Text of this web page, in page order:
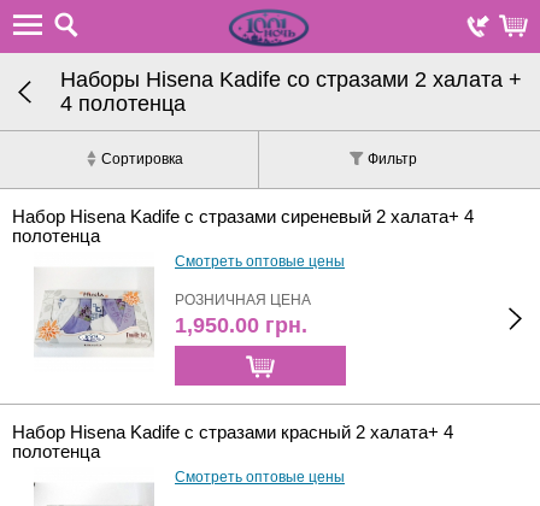
Наборы Hisena Kadife со стразами 2 халата +
4 полотенца
Сортировка Фильтр
Набор Hisena Kadife с стразами сиреневый 2 халата+ 4
полотенца
Смотреть оптовые цены
РОЗНИЧНАЯ ЦЕНА
1,950.00 грн.
Набор Hisena Kadife с стразами красный 2 халата+ 4
полотенца
Смотреть оптовые цены